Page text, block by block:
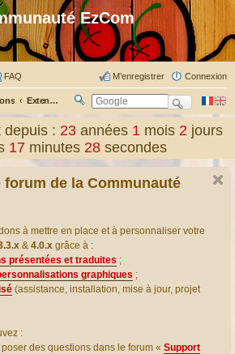
EzCom
FAQ Connexion
M’enregistrer
Extensions présentées & traduites
ch
er
depuis : 23 années1 mois2 jours
17 minutes 28 secondes
de la Communauté
à mettre en place et à personnaliser votre
& 4.0.x grâce à :
présentées et traduites ;
graphiques ;
(assistance, installation, mise à jour, projet
:
des questions dans le forum « Support